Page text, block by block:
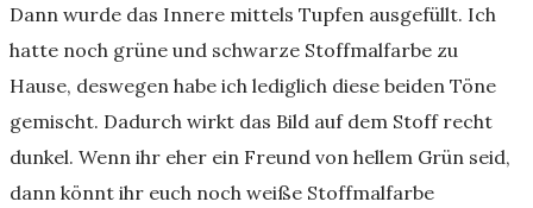
Dann wurde das Innere mittels Tupfen ausgefüllt. Ich
hatte noch grüne und schwarze Stoffmalfarbe zu
Hause, deswegen habe ich lediglich diese beiden Töne
gemischt. Dadurch wirkt das Bild auf dem Stoff recht
dunkel. Wenn ihr eher ein Freund von hellem Grün seid,
dann könnt ihr euch noch weiße Stoffmalfarbe